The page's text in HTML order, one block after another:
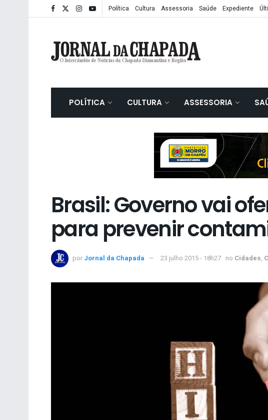
Política Cultura Assessoria Saúde Expediente
POLÍTICA CULTURA ASSESSORIA
Brasil: Governo vai
para prevenir
por Jornal da Chapada 23 julho 2015 - 18h27 no Cidades,